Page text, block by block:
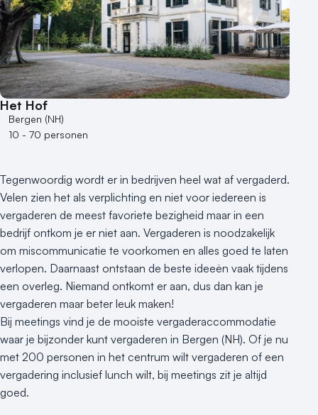
Het Hof
Bergen (NH)
10 - 70 personen
Tegenwoordig wordt er in bedrijven heel wat af vergaderd.
Velen zien het als verplichting en niet voor iedereen is
vergaderen de meest favoriete bezigheid maar in een
bedrijf ontkom je er niet aan. Vergaderen is noodzakelijk
om miscommunicatie te voorkomen en alles goed te laten
verlopen. Daarnaast ontstaan de beste ideeën vaak tijdens
een overleg. Niemand ontkomt er aan, dus dan kan je
vergaderen maar beter leuk maken!
Bij meetings vind je de mooiste vergaderaccommodatie
waar je bijzonder kunt vergaderen in Bergen (NH). Of je nu
met 200 personen in het centrum wilt vergaderen of een
vergadering inclusief lunch wilt, bij meetings zit je altijd
goed.